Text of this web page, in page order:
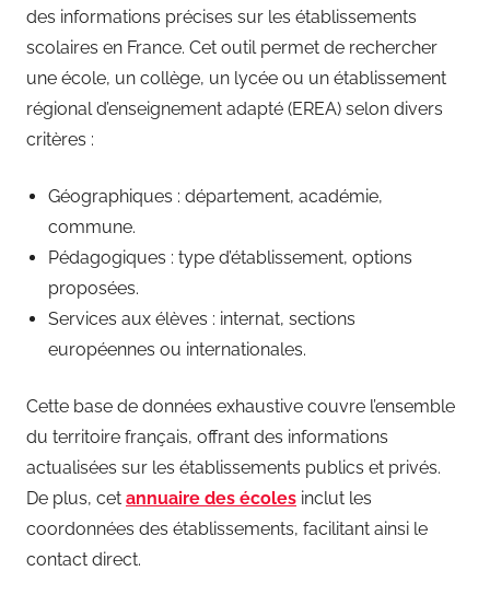
des informations précises sur les établissements
scolaires en France. Cet outil permet de rechercher
une école, un collège, un lycée ou un établissement
régional d’enseignement adapté (EREA) selon divers
critères :
Géographiques : département, académie,
commune.
Pédagogiques : type d’établissement, options
proposées.
Services aux élèves : internat, sections
européennes ou internationales.
Cette base de données exhaustive couvre l’ensemble
du territoire français, offrant des informations
actualisées sur les établissements publics et privés.
De plus, cet annuaire des écoles inclut les
coordonnées des établissements, facilitant ainsi le
contact direct.